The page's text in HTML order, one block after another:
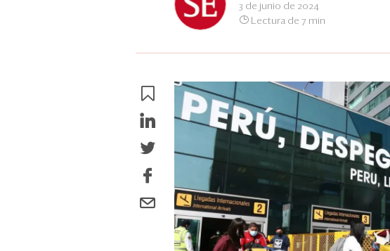
3 de junio de 2024
Lectura de 7 min